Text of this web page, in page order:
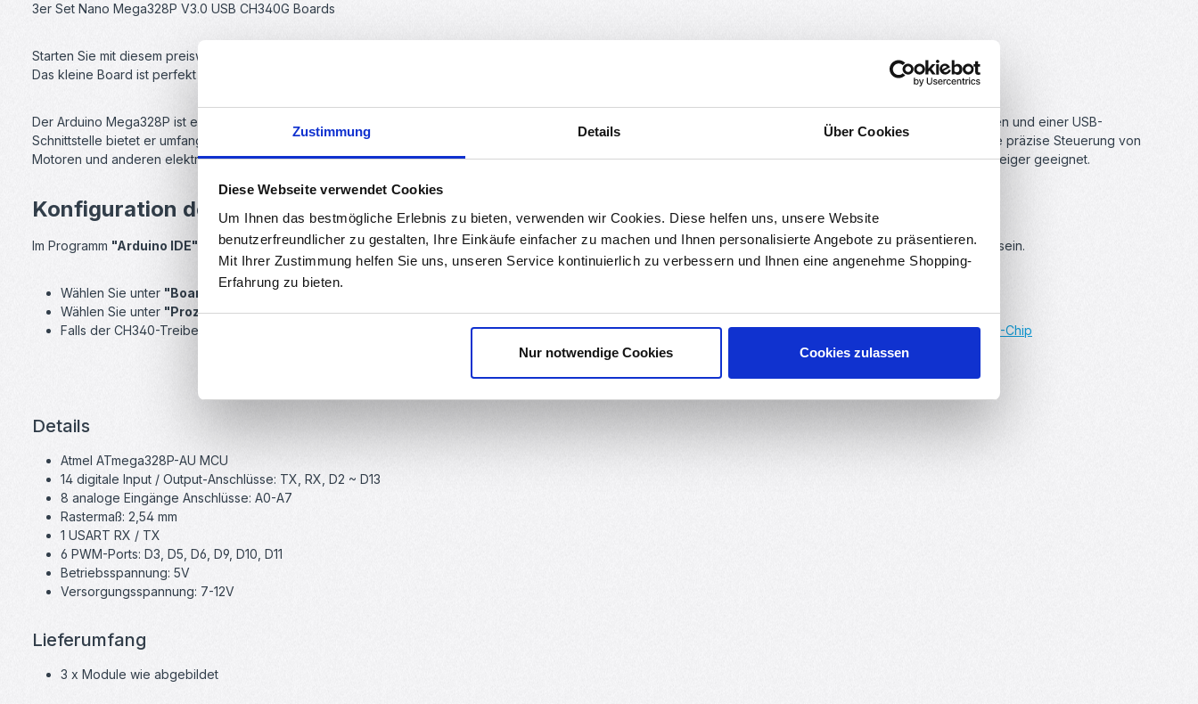
Zustimmung Details Über Cookies
Diese Webseite verwendet Cookies
Um Ihnen das bestmögliche Erlebnis zu bieten, verwenden wir Cookies. Diese helfen uns, unsere Website
benutzerfreundlicher zu gestalten, Ihre Einkäufe einfacher zu machen und Ihnen personalisierte Angebote zu präsentieren.
Mit Ihrer Zustimmung helfen Sie uns, unseren Service kontinuierlich zu verbessern und Ihnen eine angenehme Shopping-
Erfahrung zu bieten.
Nur notwendige Cookies Cookies zulassen
3er Set Nano Mega328P V3.0 USB CH340G Boards
Starten Sie mit diesem preiswerten Modul in die Mikrocontrollerentwicklung!
Das kleine Board ist perfekt für den Einstieg, und mit der integrierten USB-Schnittstelle, spielen Sie im Handumdrehen die ersten Programme auf das Board.
Der Arduino Mega328P ist ein leistungsstarker Mikrocontroller, der sich ideal für Elektronikprojekte eignet. Mit 14 digitalen Ein- und Ausgängen, 8 analogen Eingängen und einer USB-
Schnittstelle bietet er umfangreiche Funktionalität. Der Mega328P ist einfach zu programmieren, kompatibel mit Erweiterungsmodulen und Shields, und ermöglicht die präzise Steuerung von
Motoren und anderen elektronischen Komponenten. Mit seiner benutzerfreundlichen Entwicklungsumgebung ist er sowohl für erfahrene Entwickler als auch für Einsteiger geeignet.
Konfiguration der Arduino IDE
Im Programm "Arduino IDE" muss unter dem Reiter"Werkzeuge"(englisch: "Tools") der korrekte"COM-Port", an dem der Arduino angeschlossen ist, eingestellt sein.
Wählen Sie unter "Board" "Arduino Nano"
Wählen Sie unter "Prozessor"den"ATmega 328P "aus. (Ältere Chargen benötigen evtl. den "(Old Bootloader)"
Falls der CH340-Treiber nicht bereits installiert ist, können Sie diesen über den folgenden Link herunterladen und installieren:Treiber-Download für den CH340-Chip
Details
Atmel ATmega328P-AU MCU
14 digitale Input / Output-Anschlüsse: TX, RX, D2 ~ D13
8 analoge Eingänge Anschlüsse: A0-A7
Rastermaß: 2,54 mm
1 USART RX / TX
6 PWM-Ports: D3, D5, D6, D9, D10, D11
Betriebsspannung: 5V
Versorgungsspannung: 7-12V
Lieferumfang
3 x Module wie abgebildet